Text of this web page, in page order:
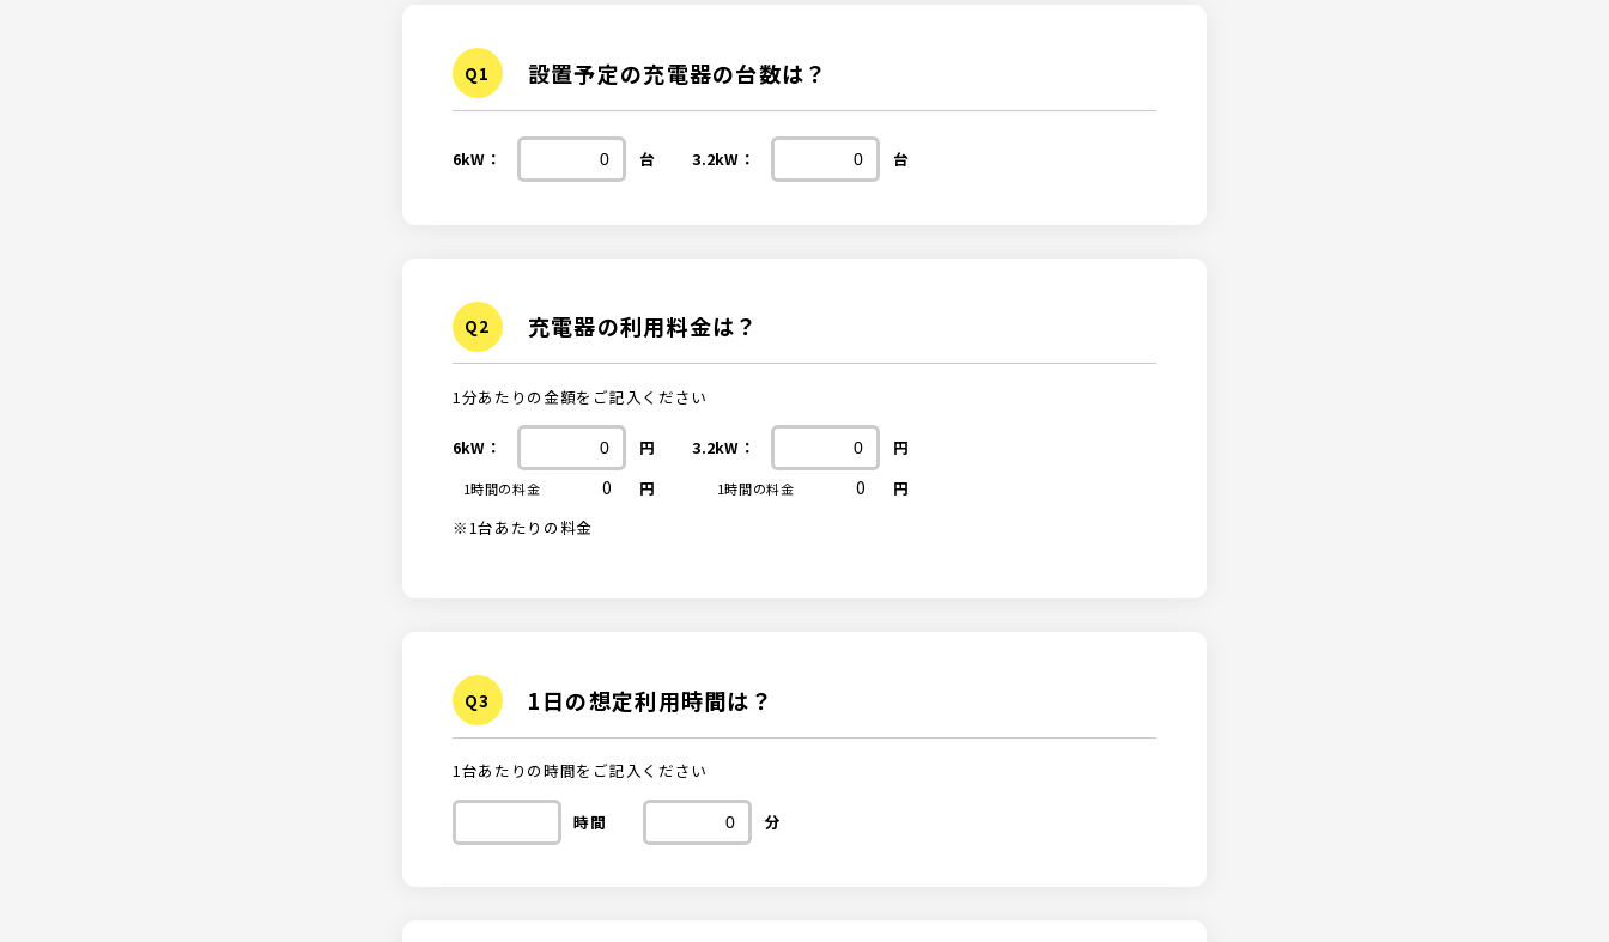
設置予定の充電器の台数は？
6kW： 台 3.2kW： 台
充電器の利用料金は？
1分あたりの金額をご記入ください
6kW： 円
1時間の料金 0 円
3.2kW： 円
1時間の料金 0
円
※1台あたりの料金
1日の想定利用時間は？
1台あたりの時間をご記入ください
時間 分